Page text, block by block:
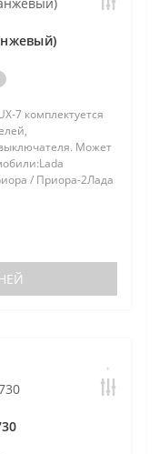
7 комплектуется
Может
/ Приора-2Лада